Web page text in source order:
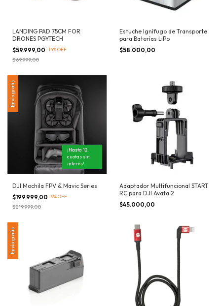
LANDING PAD 75CM FOR
DRONES PGYTECH
$59.999,00 -14%OFF
$69.999,00
Estuche Ignífugo de Transporte
para Baterías LiPo
$58.000,00
Envío gratis
¡Hasta 12
cuotas sin
interés!
DJI Mochila FPV & Mavic Series
$199.999,00 -9%OFF
$219.999,00
Adaptador Multifuncional START
RC para DJI Avata 2
$45.000,00
Envío gratis